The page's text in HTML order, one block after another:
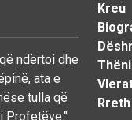
ndërtoi dhe
ata e
tulla që
Profetëve."
Kreu